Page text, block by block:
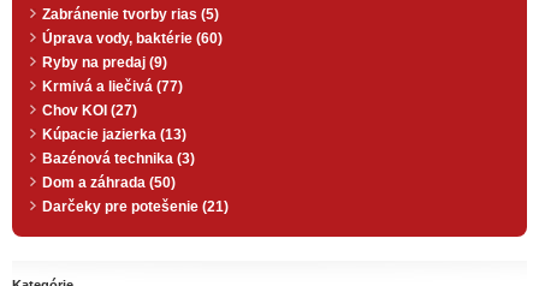
Zabránenie tvorby rias (5)
Úprava vody, baktérie (60)
Ryby na predaj (9)
Krmivá a liečivá (77)
Chov KOI (27)
Kúpacie jazierka (13)
Bazénová technika (3)
Dom a záhrada (50)
Darčeky pre potešenie (21)